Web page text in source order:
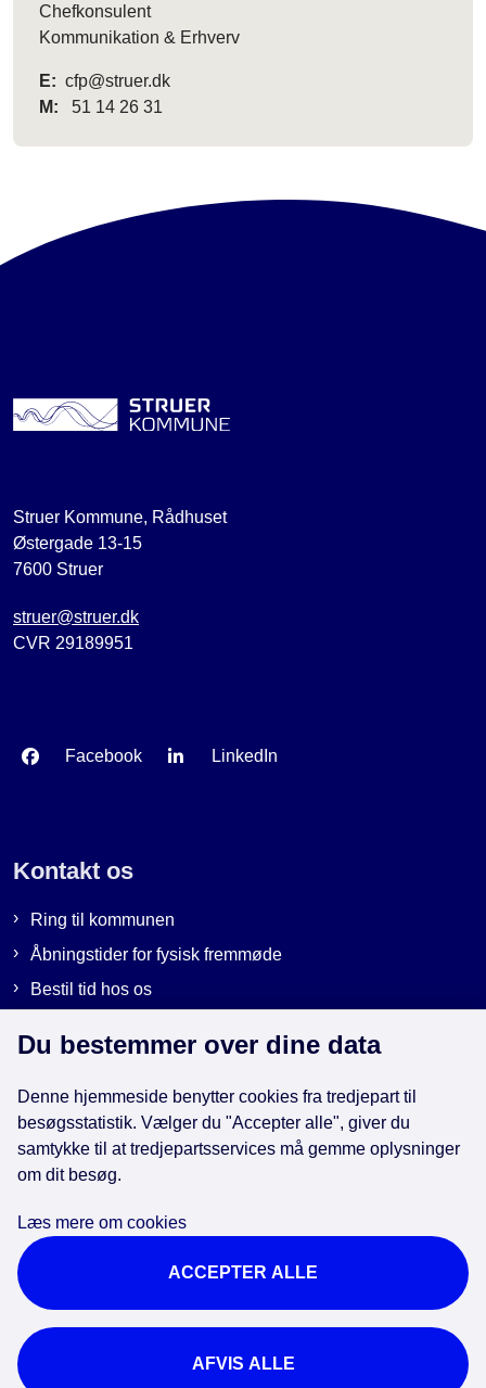
Chefkonsulent
Kommunikation & Erhverv
E: cfp@struer.dk
M:
51 14 26 31
Struer Kommune, Rådhuset
Østergade 13-15
7600 Struer
struer@struer.dk
CVR 29189951
Facebook LinkedIn
Kontakt os
Ring til kommunen
Åbningstider for fysisk fremmøde
Bestil tid hos os
Genveje
EAN-numre i kommunen
Cookies
Tilgængelighedserklæring
Brug af kunstig intelligens
Du bestemmer over dine data
Denne hjemmeside benytter cookies fra tredjepart til
besøgsstatistik. Vælger du "Accepter alle", giver du
samtykke til at tredjepartsservices må gemme oplysninger
om dit besøg.
Læs mere om cookies
ACCEPTER ALLE
AFVIS ALLE